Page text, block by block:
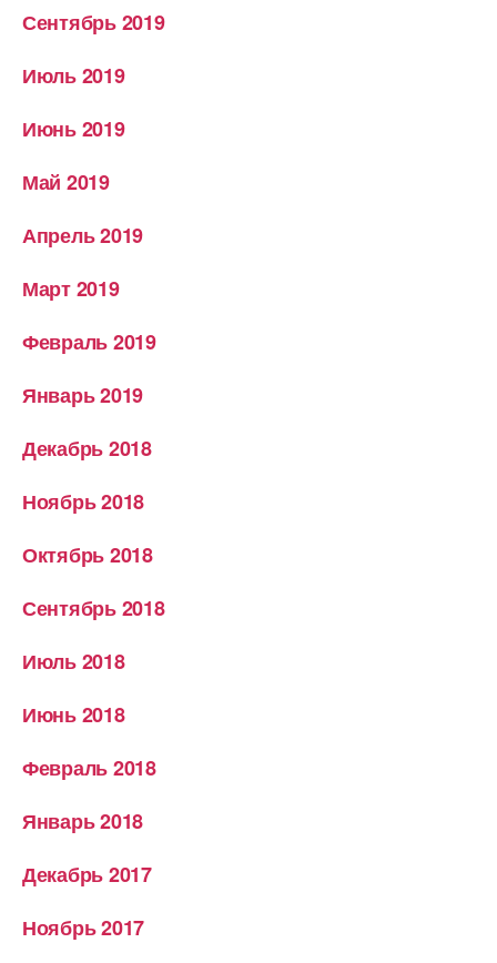
Сентябрь 2019
Июль 2019
Июнь 2019
Май 2019
Апрель 2019
Март 2019
Февраль 2019
Январь 2019
Декабрь 2018
Ноябрь 2018
Октябрь 2018
Сентябрь 2018
Июль 2018
Июнь 2018
Февраль 2018
Январь 2018
Декабрь 2017
Ноябрь 2017